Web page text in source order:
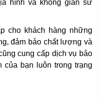
hình và không gian sử
cho khách hàng những
đảm bảo chất lượng và
cung cấp dịch vụ bảo
của bạn luôn trong trạng